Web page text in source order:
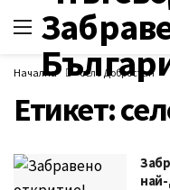
Начална село Добростан
Етикет: